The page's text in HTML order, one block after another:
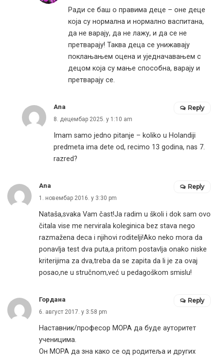
Ради се баш о правима деце – оне деце
која су нормална и нормално васпитана,
да не варају, да не лажу, и да се не
претварају! Таква деца се унижавају
поклањањем оцена и уједначавањем с
децом која су мање способна, варају и
претварају се.
Ana
8. децембар 2025. у 1:10 am
Imam samo jedno pitanje – koliko u Holandiji
predmeta ima dete od, recimo 13 godina, nas 7.
razred?
Reply
Ana
1. новембар 2016. у 3:30 pm
Nataša,svaka Vam čast!Ja radim u školi i dok sam ovo
čitala vise me nervirala koleginica bez stava nego
razmažena deca i njihovi roditelji!Ako neko mora da
ponavlja test dva puta,a pritom postavlja onako niske
kriterijima za dva,treba da se zapita da li je za ovaj
posao,ne u stručnom,već u pedagoškom smislu!
Reply
Гордана
6. август 2017. у 3:58 pm
Наставник/професор МОРА да буде ауторитет
ученицима.
Он МОРА да зна како се од родитеља и других
Reply